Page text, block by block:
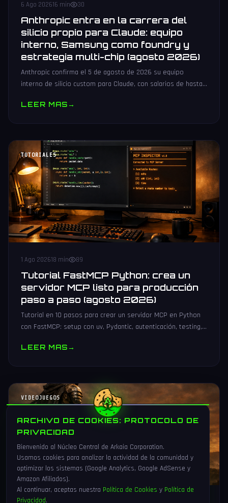
6 Ago 202616 min 30
Anthropic entra en la carrera del
silicio propio para Claude: equipo
interno, Samsung como foundry y
estrategia multi-chip (agosto 2026)
Anthropic confirma el 5 de agosto de 2026 su equipo
interno de silicio custom para Claude, con salarios de hasta
estrategia multi-chip.
LEER MAS→
TUTORIALES
1 Ago 202618 min 89
Tutorial FastMCP Python: crea un
servidor MCP listo para producción
paso a paso (agosto 2026)
Tutorial en 10 pasos para crear un servidor MCP en Python
con FastMCP: setup con uv, Pydantic, autenticación, testing,
LEER MAS→
VIDEOJUEGOS
ARCHIVO DE COOKIES: PROTOCOLO DE
PRIVACIDAD
Bienvenido al Núcleo Central de Arkaia Corporation.
Usamos cookies para analizar la actividad de la comunidad y
optimizar los sistemas (Google Analytics, Google AdSense y
Amazon Afiliados).
Al continuar, aceptas nuestra Política de Cookies y Política de
Privacidad.